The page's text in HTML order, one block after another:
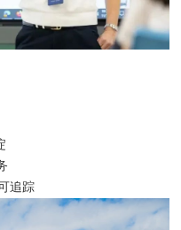
追踪